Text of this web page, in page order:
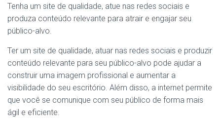
Tenha um site de qualidade, atue nas redes sociais e
produza conteúdo relevante para atrair e engajar seu
público-alvo.
Ter um site de qualidade, atuar nas redes sociais e produzir
conteúdo relevante para seu público-alvo pode ajudar a
construir uma imagem profissional e aumentar a
visibilidade do seu escritório. Além disso, a internet permite
que você se comunique com seu público de forma mais
ágil e eficiente.